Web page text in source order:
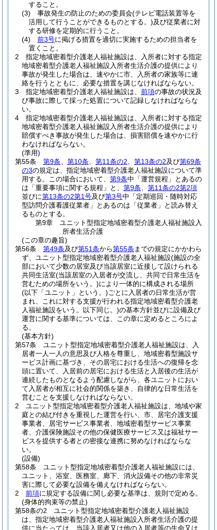
すること。
(3)
事故発生の防止のための委員会(テレビ電話装置等を
活用して行うことができるものとする。)及び従業者に対
する研修を定期的に行うこと。
(4)
前3号に掲げる措置を適切に実施するための担当者を
置くこと。
2
指定地域密着型介護老人福祉施設は、入所者に対する指定
地域密着型介護老人福祉施設入所者生活介護の提供により
事故が発生した場合は、速やかに市、入所者の家族等に連
絡を行うとともに、必要な措置を講じなければならない。
3
指定地域密着型介護老人福祉施設は、 前項の事故の状況及
び事故に際して採った処置について記録しなければならな
い。
4
指定地域密着型介護老人福祉施設は、入所者に対する指定
地域密着型介護老人福祉施設入所者生活介護の提供により
賠償すべき事故が発生した場合は、損害賠償を速やかに行
わなければならない。
(準用)
第55条
第9条 第10条 第11条の2 第13条の2及び第69条
の3の規定は、指定地域密着型介護老人福祉施設について準
用する。
この場合において、 第9条中「運営規程」とあるの
は「重要事項に関する規程」と、 第9条
第11条の2第2項
並びに第13条の2第1号及び第3号中「定期巡回・随時対応
型訪問介護看護従業者」とあるのは「従業者」と読み替え
るものとする。
第9章
ユニット型指定地域密着型介護老人福祉施設入
所者生活介護
(この章の趣旨)
第56条
第49条及び第51条から第55条 までの規定にかかわら
ず、ユニット型指定地域密着型介護老人福祉施設(施設の全
部において少数の居室及び当該居室に近接して設けられる
共同生活室(当該居室の入居者が交流し、共同で日常生活を
営むための場所をいう。)により一体的に構成される場所
(以下「ユニット」という。)ごとに入居者の日常生活が営
まれ、これに対する支援が行われる指定地域密着型介護老
人福祉施設をいう。以下同じ。)の基本方針並びに設備及び
運営に関する基準については、この章に定めるところによ
る。
(基本方針)
第57条
ユニット型指定地域密着型介護老人福祉施設は、入
居者一人一人の意思及び人格を尊重し、地域密着型施設サ
ービス計画に基づき、その居宅における生活への復帰を念
頭に置いて、入居前の居宅における生活と入居後の生活が
連続したものとなるよう配慮しながら、各ユニットにおい
て入居者が相互に社会的関係を築き、自律的な日常生活を
営むことを支援しなければならない。
2
ユニット型指定地域密着型介護老人福祉施設は、地域や家
庭との結び付きを重視した運営を行い、市、居宅介護支援
事業者、居宅サービス事業者、地域密着型サービス事業
者、介護保険施設その他の保健医療サービス又は福祉サー
ビスを提供する者との密接な連携に努めなければならな
い。
(設備)
第58条
ユニット型指定地域密着型介護老人福祉施設には、
ユニット、浴室、医務室、廊下、消火設備その他の非常災
害に際して必要な設備を備えなければならない。
2
前項に規定する設備に関し必要な基準は、規則で定める。
(身体的拘束等の禁止)
第58条の2
ユニット型指定地域密着型介護老人福祉施設
は、指定地域密着型介護老人福祉施設入所者生活介護の提
供に当たっては、当該入居者又は他の入居者等の生命又は